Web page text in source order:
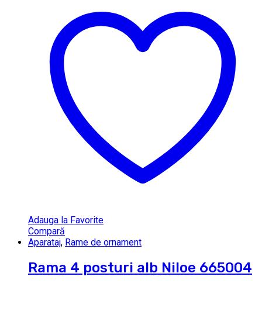
Adauga la Favorite
Compară
Aparataj, Rame de ornament
Rama 4 posturi alb Niloe 665004